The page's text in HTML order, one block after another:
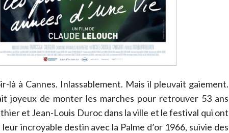
là à Cannes. Inlassablement. Mais il pleuvait gaiement.
joyeux de monter les marches pour retrouver 53 ans
et Jean-Louis Duroc dans la ville et le festival qui ont
incroyable destin avec la Palme d’or 1966, suivie des